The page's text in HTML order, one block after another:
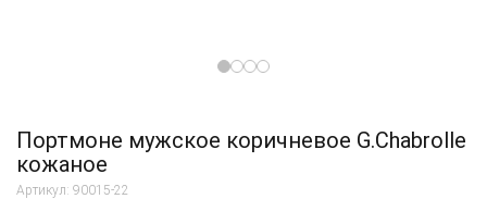
Портмоне мужское коричневое G.Chabrolle
кожаное
Артикул: 90015-22